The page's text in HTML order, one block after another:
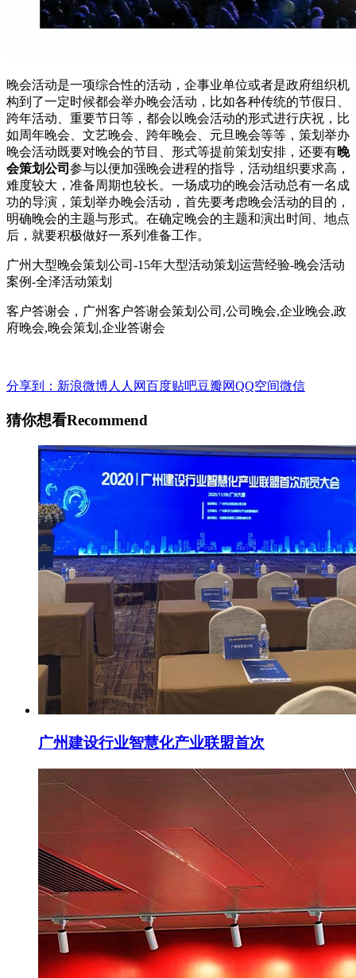
晚会活动是一项综合性的活动，企事业单位或者是政府组织机
构到了一定时候都会举办晚会活动，比如各种传统的节假日、
跨年活动、重要节日等，都会以晚会活动的形式进行庆祝，比
如周年晚会、文艺晚会、跨年晚会、元旦晚会等等，策划举办
晚会活动既要对晚会的节目、形式等提前策划安排，还要有晚
会策划公司 参与以便加强晚会进程的指导，活动组织要求高，
难度较大，准备周期也较长。一场成功的晚会活动总有一名成
功的导演，策划举办晚会活动，首先要考虑晚会活动的目的，
明确晚会的主题与形式。在确定晚会的主题和演出时间、地点
后，就要积极做好一系列准备工作。
广州大型晚会策划公司-15年大型活动策划运营经验-晚会活动
案例-全泽活动策划
客户答谢会，广州客户答谢会策划公司,公司晚会,企业晚会,政
府晚会,晚会策划,企业答谢会
分享到： 新浪微博人人网百度贴吧豆瓣网QQ空间微信
猜你想看Recommend
广州建设行业智慧化产业联盟首次